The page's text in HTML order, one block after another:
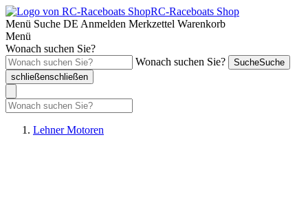
RC-Raceboats Shop
Menü Suche DE Anmelden Merkzettel Warenkorb
Menü
Wonach suchen Sie?
Wonach suchen Sie?
SucheSuche
schließenschließen
Lehner Motoren